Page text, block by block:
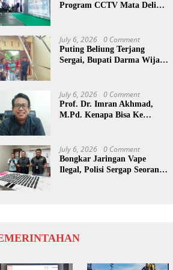
Program CCTV Mata Deli
July 6, 2026 0 Comment
Puting Beliung Terjang
Sergai, Bupati Darma Wijaya
July 6, 2026 0 Comment
Prof. Dr. Imran Akhmad,
M.Pd. Kenapa Bisa Ke
July 6, 2026 0 Comment
Bongkar Jaringan Vape
Ilegal, Polisi Sergap Seorang